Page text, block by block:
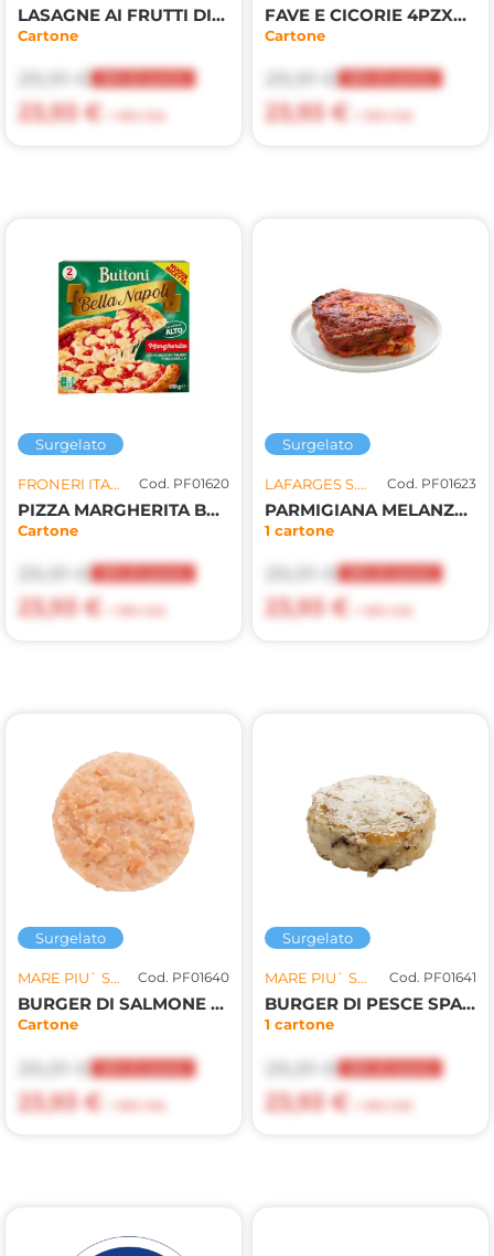
LASAGNE AI FRUTTI DI MARE 4PZX330GR(LF)
Cartone
29,91 €
23,93 €
FAVE E CICORIE 4PZX330GR(LF)
Cartone
29,91 €
23,93 €
Surgelato
FRONERI ITALY S.R.L. Cod. PF01620
PIZZA MARGHERITA BELLA NAPOLI 6PZX600GR(FR)
Cartone
29,91 €
23,93 €
Surgelato
LAFARGES S.R.L. Cod. PF01623
PARMIGIANA MELANZANE ALLA SALENTINA 4PZX350GR(LF)
1 cartone
29,91 €
23,93 €
Surgelato
MARE PIU` SRL Cod. PF01640
BURGER DI SALMONE 100GR
Cartone
20% di sconto
29,91 €
23,93 €
Surgelato
MARE PIU` SRL Cod. PF01641
BURGER DI PESCE SPADA 100GR
1 cartone
20% di sconto
29,91 €
23,93 €